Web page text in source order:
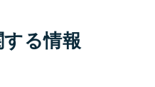
る情報